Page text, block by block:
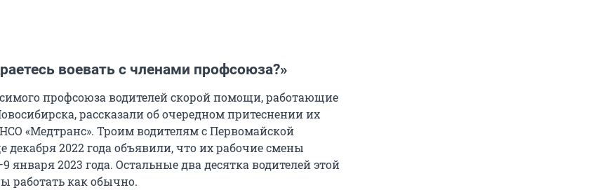
воевать с членами профсоюза?»
профсоюза водителей скорой помощи, работающие
рассказали об очередном притеснении их
«Медтранс». Троим водителям с Первомайской
декабря 2022 года объявили, что их рабочие смены
января 2023 года. Остальные два десятка водителей этой
работать как обычно.